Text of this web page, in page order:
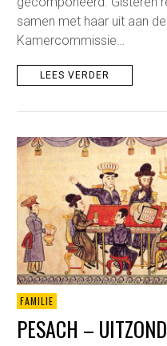
samen met haar uit aan
Kamercommissie…
LEES VERDER
FAMILIE
PESACH –